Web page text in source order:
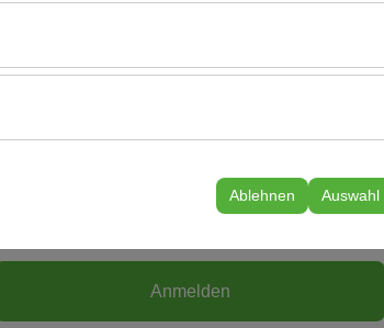
zu analysieren, wie unsere Website genutzt wird
werden verwendet, um die Leistung der
zu verbessern.
Ihnen auf Ihre Interessen abgestimmte
zu messen (Impressionen, Klickrate).
Sprachpräferenzen
Ablehnen Auswahl
Anmelden